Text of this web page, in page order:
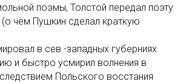
поэмы, Толстой передал поэту
(о чём Пушкин сделал краткую
в сев.-западных губерниях
и быстро усмирил волнения в
Польского восстания